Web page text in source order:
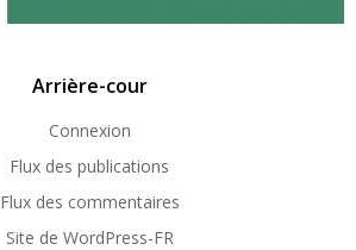
Arrière-cour
Connexion
Flux des publications
Flux des commentaires
Site de WordPress-FR